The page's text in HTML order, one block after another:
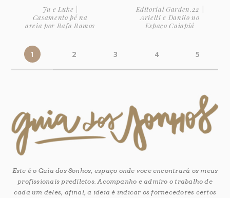
Ju e Luke |
Casamento pé na
areia por Rafa Ramos
Editorial Garden.22 |
Arielli e Danilo no
Espaço Caiapiá
1 2 3 4 5
Este é o Guia dos Sonhos, espaço onde você encontrará os meus
profissionais prediletos. Acompanho e admiro o trabalho de
cada um deles, afinal, a ideia é indicar os fornecedores certos